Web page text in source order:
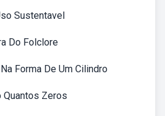
Sustentavel
Do Folclore
Forma De Um Cilindro
Quantos Zeros